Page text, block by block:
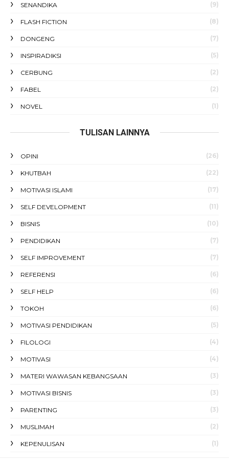
SENANDIKA (9)
FLASH FICTION (8)
DONGENG (7)
INSPIRADIKSI (5)
CERBUNG (2)
FABEL (2)
NOVEL (1)
TULISAN LAINNYA
OPINI (26)
KHUTBAH (22)
MOTIVASI ISLAMI (17)
SELF DEVELOPMENT (11)
BISNIS (10)
PENDIDIKAN (7)
SELF IMPROVEMENT (7)
REFERENSI (6)
SELF HELP (6)
TOKOH (6)
MOTIVASI PENDIDIKAN (5)
FILOLOGI (4)
MOTIVASI (4)
MATERI WAWASAN KEBANGSAAN (3)
MOTIVASI BISNIS (3)
PARENTING (3)
MUSLIMAH (2)
KEPENULISAN (1)